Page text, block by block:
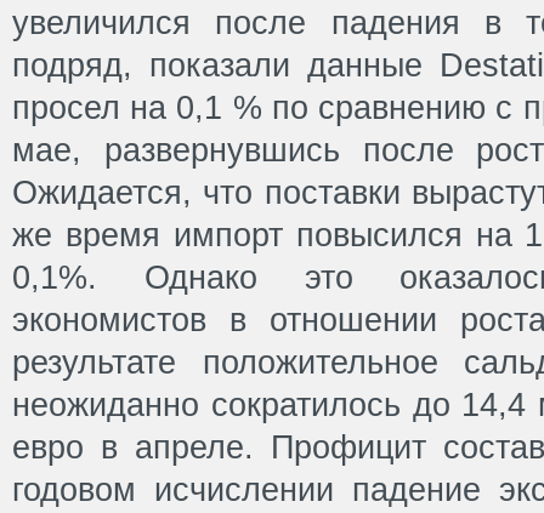
увеличился после падения в
подряд, показали данные
просел на 0,1 % по сравнению с
мае, развернувшись после
Ожидается, что поставки
же время импорт повысился на
0,1%. Однако это
экономистов в отношении
результате положительное
неожиданно сократилось до
евро в апреле. Профицит
годовом исчислении падение